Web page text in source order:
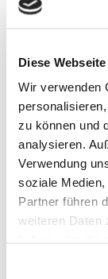
Diese
Wir verwenden
zu können und
analysieren.
Verwendung
soziale
Partner führen
weiteren Daten
- Ein
Straßenverkehr
- Zwei
- Die Tasche
somit ideal für
- Ein
immer
- Das
längeren
- Die Tasche